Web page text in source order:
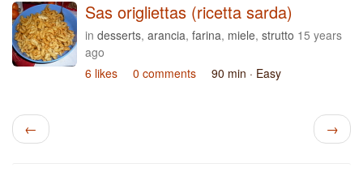
Sas origliettas (ricetta sarda)
in desserts, arancia, farina, miele, strutto 15 years
ago
6 likes
0 comments 90 min · Easy
← →